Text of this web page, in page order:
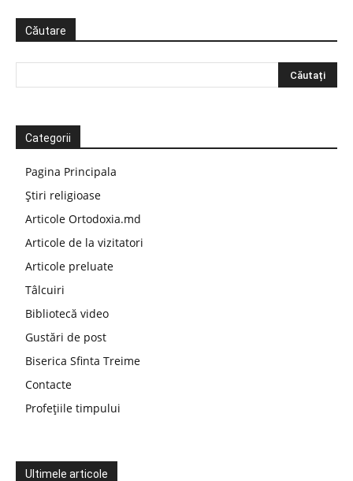
Căutare
Categorii
Pagina Principala
Știri religioase
Articole Ortodoxia.md
Articole de la vizitatori
Articole preluate
Tâlcuiri
Bibliotecă video
Gustări de post
Biserica Sfinta Treime
Contacte
Profețiile timpului
Ultimele articole